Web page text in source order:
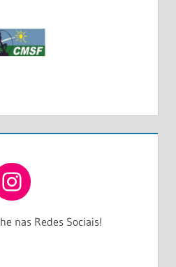
NOS ACOMPANHE NO INSTAGRAM
nas Redes Sociais!